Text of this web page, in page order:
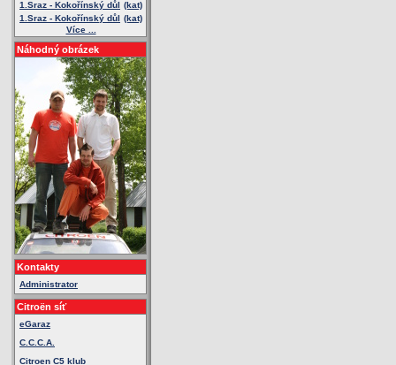
1.Sraz - Kokořínský důl (kat)
1.Sraz - Kokořínský důl (kat)
Více ...
Náhodný obrázek
Kontakty
Administrator
Citroën síť
eGaraz
C.C.C.A.
Citroen C5 klub